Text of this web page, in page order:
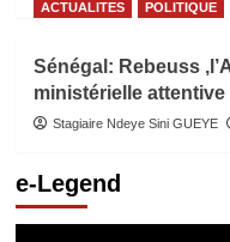
ACTUALITES
POLITIQUE
Sénégal: Rebeuss
ministérielle
Stagiaire Ndeye Sini GUEYE
e-Legend